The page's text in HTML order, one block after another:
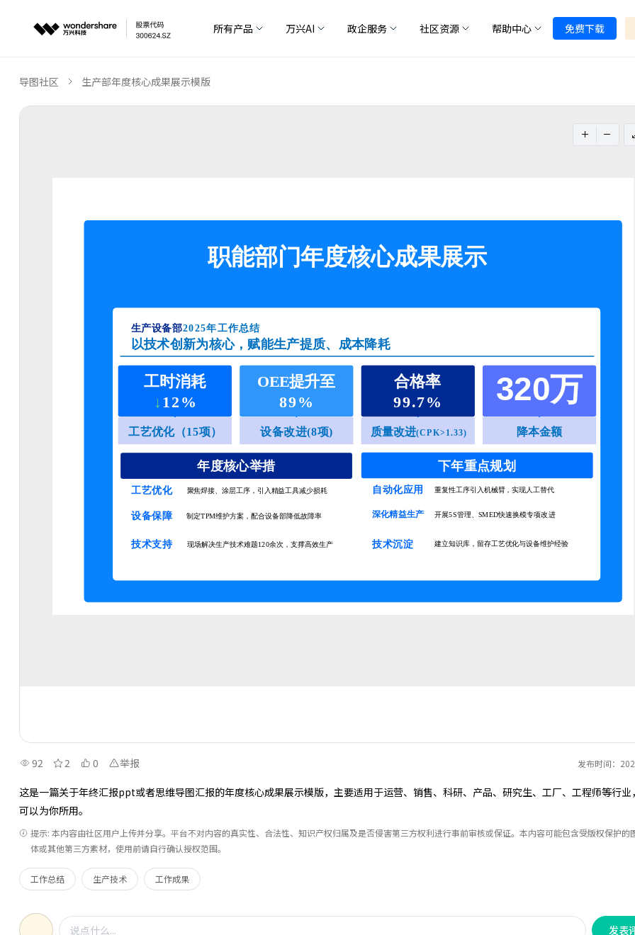
所有产品 万兴AI 政企服务 社区资源 帮助中心 免费下载
导图社区 生产部年度核心成果展示模版
92 2 0 举报 发布时间：
这是一篇关于年终汇报ppt或者思维导图汇报的年度核心成果展示模版，主要适用于运营、销售、科研、产品、研究生、工厂、工程师等行业
可以为你所用。
提示: 本内容由社区用户上传并分享。平台不对内容的真实性、合法性、知识产权归属及是否侵害第三方权利进行事前审核或保证。本内容可能包含受版权保护的
体或其他第三方素材，使用前请自行确认授权范围。
工作总结 生产技术 工作成果
发表